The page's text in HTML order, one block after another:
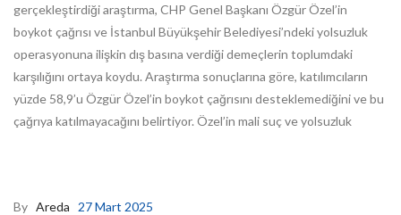
gerçekleştirdiği araştırma, CHP Genel Başkanı Özgür Özel’in
boykot çağrısı ve İstanbul Büyükşehir Belediyesi’ndeki yolsuzluk
operasyonuna ilişkin dış basına verdiği demeçlerin toplumdaki
karşılığını ortaya koydu. Araştırma sonuçlarına göre, katılımcıların
yüzde 58,9’u Özgür Özel’in boykot çağrısını desteklemediğini ve bu
çağrıya katılmayacağını belirtiyor. Özel’in mali suç ve yolsuzluk
By Areda 27 Mart 2025